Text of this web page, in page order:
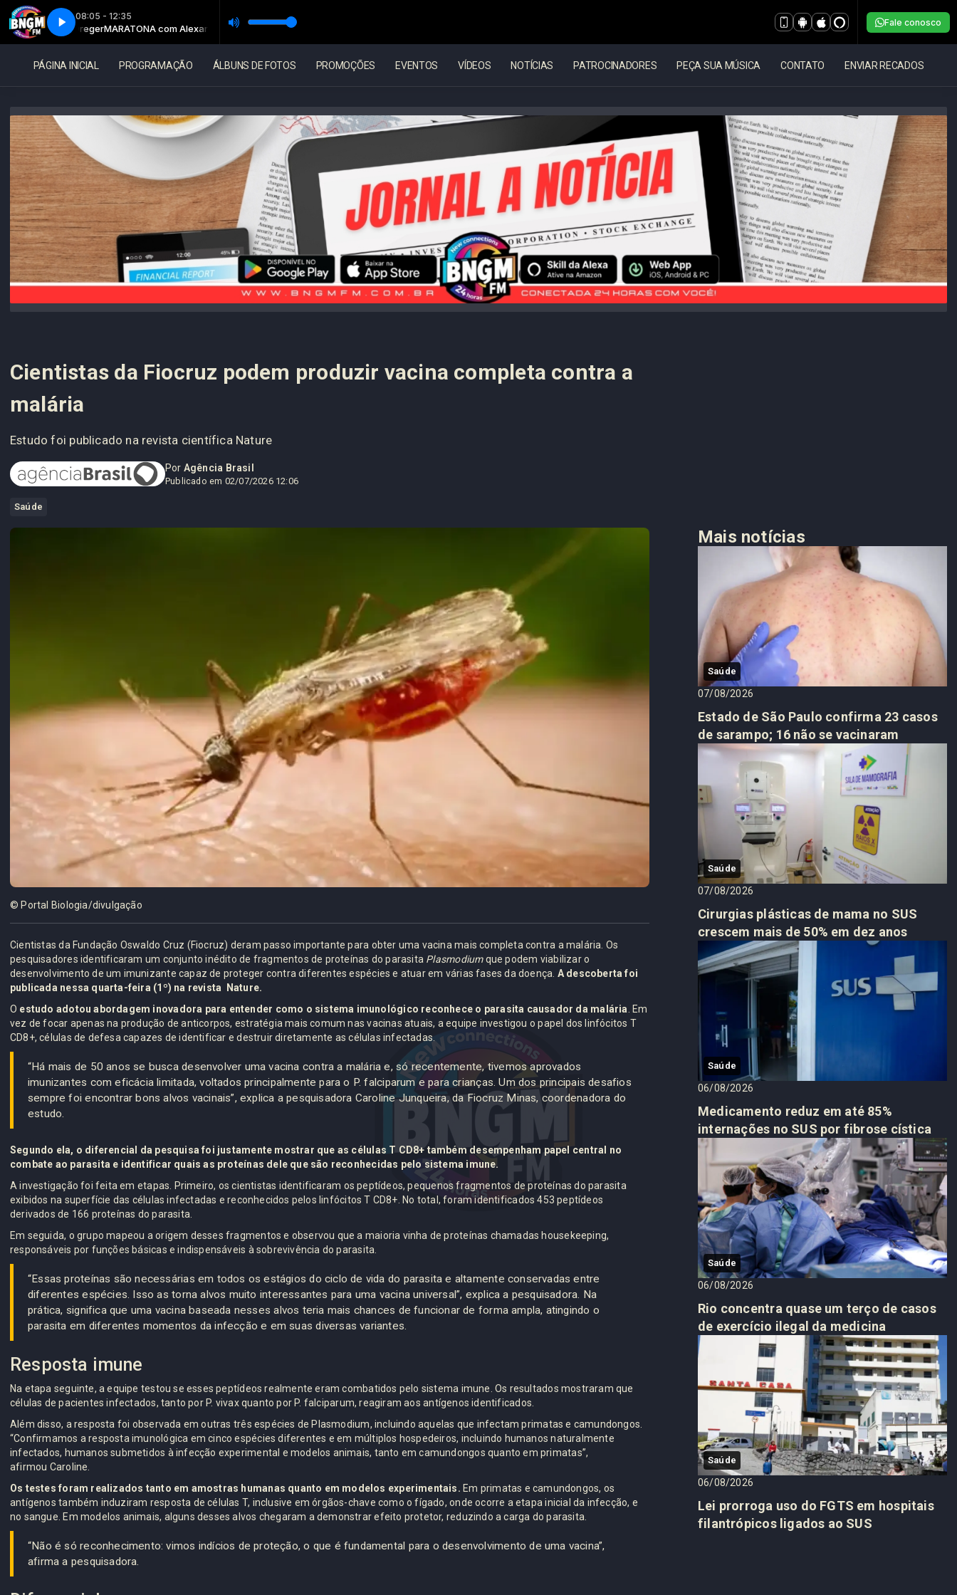
08:05 - 12:35
DregerMARATONA com Alexandre Dreger
6 Maratona - Parte 6
Fale conosco
PÁGINA INICIAL PROGRAMAÇÃO ÁLBUNS DE FOTOS PROMOÇÕES EVENTOS VÍDEOS NOTÍCIAS PATROCINADORES PEÇA SUA MÚSICA CONTATO ENVIAR RECADOS
Cientistas da Fiocruz podem produzir vacina completa contra a
malária
Estudo foi publicado na revista científica Nature
Por Agência Brasil
Publicado em 02/07/2026 12:06
Saúde
© Portal Biologia/divulgação
Cientistas da Fundação Oswaldo Cruz (Fiocruz) deram passo importante para obter uma vacina mais completa contra a malária. Os
pesquisadores identificaram um conjunto inédito de fragmentos de proteínas do parasita Plasmodiumque podem viabilizar o
desenvolvimento de um imunizante capaz de proteger contra diferentes espécies e atuar em várias fases da doença. A descoberta foi
publicada nessa quarta-feira (1º) na revista Nature.
O estudo adotou abordagem inovadora para entender como o sistema imunológico reconhece o parasita causador da malária. Em
vez de focar apenas na produção de anticorpos, estratégia mais comum nas vacinas atuais, a equipe investigou o papel dos linfócitos T
CD8+, células de defesa capazes de identificar e destruir diretamente as células infectadas.
“Há mais de 50 anos se busca desenvolver uma vacina contra a malária e, só recentemente, tivemos aprovados
imunizantes com eficácia limitada, voltados principalmente para o P. falciparum e para crianças. Um dos principais desafios
sempre foi encontrar bons alvos vacinais”, explica a pesquisadora Caroline Junqueira, da Fiocruz Minas, coordenadora do
estudo.
Segundo ela, o diferencial da pesquisa foi justamente mostrar que as células T CD8+ também desempenham papel central no
combate ao parasita e identificar quais as proteínas dele que são reconhecidas pelo sistema imune.
A investigação foi feita em etapas. Primeiro, os cientistas identificaram os peptídeos, pequenos fragmentos de proteínas do parasita
exibidos na superfície das células infectadas e reconhecidos pelos linfócitos T CD8+. No total, foram identificados 453 peptídeos
derivados de 166 proteínas do parasita.
Em seguida, o grupo mapeou a origem desses fragmentos e observou que a maioria vinha de proteínas chamadas housekeeping,
responsáveis por funções básicas e indispensáveis à sobrevivência do parasita.
“Essas proteínas são necessárias em todos os estágios do ciclo de vida do parasita e altamente conservadas entre
diferentes espécies. Isso as torna alvos muito interessantes para uma vacina universal”, explica a pesquisadora. Na
prática, significa que uma vacina baseada nesses alvos teria mais chances de funcionar de forma ampla, atingindo o
parasita em diferentes momentos da infecção e em suas diversas variantes.
Resposta imune
Na etapa seguinte, a equipe testou se esses peptídeos realmente eram combatidos pelo sistema imune. Os resultados mostraram que
células de pacientes infectados, tanto por P. vivax quanto por P. falciparum, reagiram aos antígenos identificados.
Além disso, a resposta foi observada em outras três espécies de Plasmodium, incluindo aquelas que infectam primatas e camundongos.
“Confirmamos a resposta imunológica em cinco espécies diferentes e em múltiplos hospedeiros, incluindo humanos naturalmente
infectados, humanos submetidos à infecção experimental e modelos animais, tanto em camundongos quanto em primatas”,
afirmou Caroline.
Os testes foram realizados tanto em amostras humanas quanto em modelos experimentais. Em primatas e camundongos, os
antígenos também induziram resposta de células T, inclusive em órgãos-chave como o fígado, onde ocorre a etapa inicial da infecção, e
no sangue. Em modelos animais, alguns desses alvos chegaram a demonstrar efeito protetor, reduzindo a carga do parasita.
“Não é só reconhecimento: vimos indícios de proteção, o que é fundamental para o desenvolvimento de uma vacina”,
afirma a pesquisadora.
Mais notícias
Saúde
07/08/2026
Estado de São Paulo confirma 23 casos
de sarampo; 16 não se vacinaram
Saúde
07/08/2026
Cirurgias plásticas de mama no SUS
crescem mais de 50% em dez anos
Saúde
06/08/2026
Medicamento reduz em até 85%
internações no SUS por fibrose cística
Saúde
06/08/2026
Rio concentra quase um terço de casos
de exercício ilegal da medicina
Saúde
06/08/2026
Lei prorroga uso do FGTS em hospitais
filantrópicos ligados ao SUS